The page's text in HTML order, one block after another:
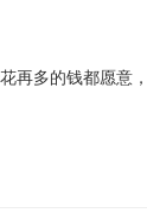
再多的钱都愿意